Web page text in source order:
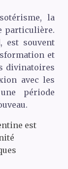
la
particulière.
est souvent
et
divinatoires
avec les
période
est